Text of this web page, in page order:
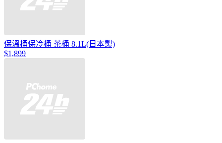
保溫桶保冷桶 茶桶 8.1L(日本製)
$1,899